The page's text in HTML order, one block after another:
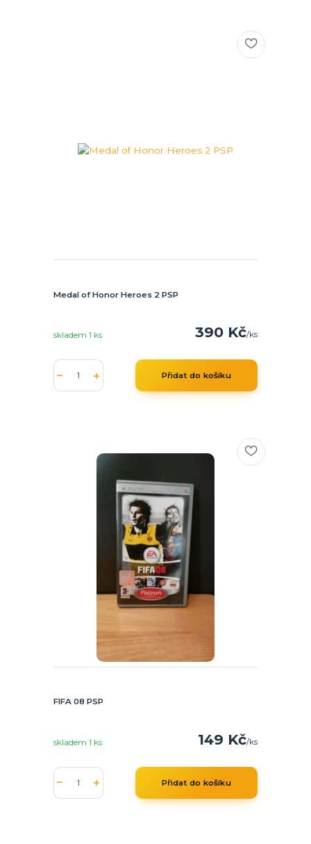
Medal of Honor Heroes 2 PSP
390 Kč/ks
skladem 1 ks
Přidat do košíku
FIFA 08 PSP
149 Kč/ks
skladem 1 ks
Přidat do košíku